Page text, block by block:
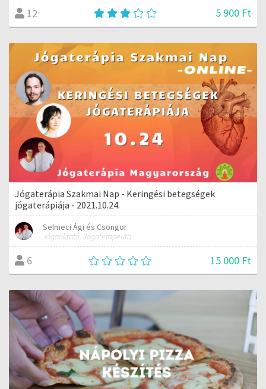
12 5 900 Ft
Jógaterápia Szakmai Nap - Keringési betegségek
jógaterápiája - 2021.10.24.
Selmeci Ági és Csongor
Jógaoktató, Jógaterapeuta
6 15 000 Ft